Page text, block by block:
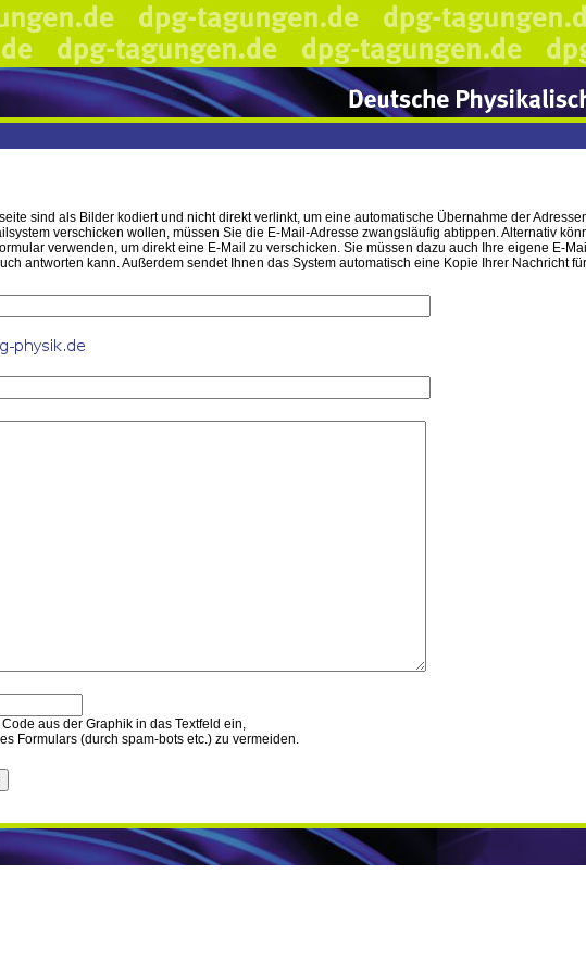
sind als Bilder kodiert und nicht direkt verlinkt, um eine automatische Übernahme der
verschicken wollen, müssen Sie die E-Mail-Adresse zwangsläufig abtippen. Alternativ
verwenden, um direkt eine E-Mail zu verschicken. Sie müssen dazu auch Ihre eigene E-
antworten kann. Außerdem sendet Ihnen das System automatisch eine Kopie Ihrer Nachricht
aus der Graphik in das Textfeld ein,
Formulars (durch spam-bots etc.) zu vermeiden.